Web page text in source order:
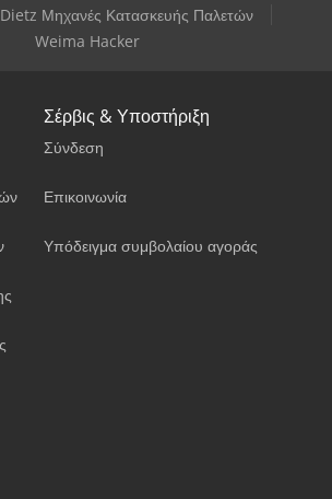
Μηχανές Κατασκευής Παλετών
Weima Hacker
Σέρβις & Υποστήριξη
Σύνδεση
Επικοινωνία
Υπόδειγμα συμβολαίου αγοράς